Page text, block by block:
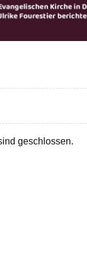
geschlossen.